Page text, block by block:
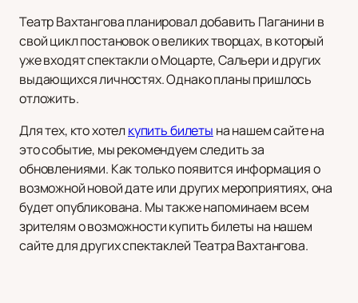
Театр Вахтангова планировал добавить Паганини в
свой цикл постановок о великих творцах, в который
уже входят спектакли о Моцарте, Сальери и других
выдающихся личностях. Однако планы пришлось
отложить.
Для тех, кто хотел купить билеты на нашем сайте на
это событие, мы рекомендуем следить за
обновлениями. Как только появится информация о
возможной новой дате или других мероприятиях, она
будет опубликована. Мы также напоминаем всем
зрителям о возможности купить билеты на нашем
сайте для других спектаклей Театра Вахтангова.